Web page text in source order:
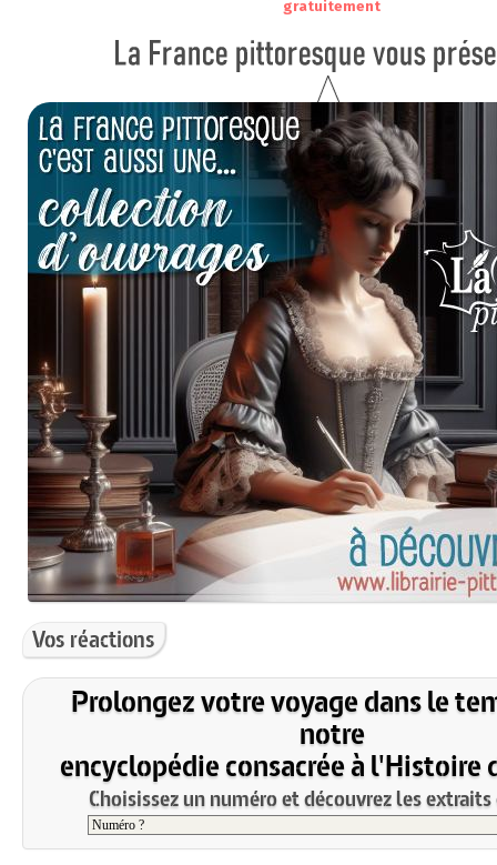
gratuitement
Vos réactions
Prolongez votre voyage dans le
notre
encyclopédie consacrée à l'Histoire
Choisissez un numéro et découvrez les